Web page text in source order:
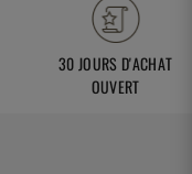
30 JOURS D'ACHAT
OUVERT